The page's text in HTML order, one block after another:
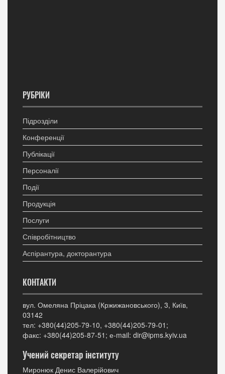
РУБРІКИ
Підрозділи
Конференції
Публікації
Персоналії
Події
Продукція
Послуги
Співробітництво
Аспірантура, докторантура
КОНТАКТИ
вул. Омеляна Пріцака (Кржижановського), 3, Київ,
03142
тел: +380(44)205-79-10, +380(44)205-79-01;
факс: +380(44)205-87-51; е-mail: dir@ipms.kyiv.ua
Учений секретар інституту
Миронюк Денис Валерійович